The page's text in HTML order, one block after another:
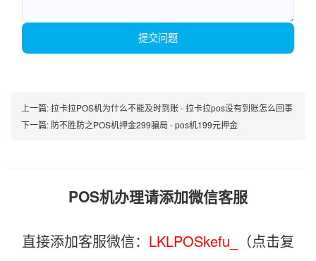
提交问题
上一篇:拉卡拉POS机为什么不能及时到账 - 拉卡拉pos没有到账怎么回事
下一篇: 防不胜防之POS机押金299骗局 - pos机199元押金
POS机办理请添加微信客服
直接添加客服微信： LKLPOSkefu_ （点击复